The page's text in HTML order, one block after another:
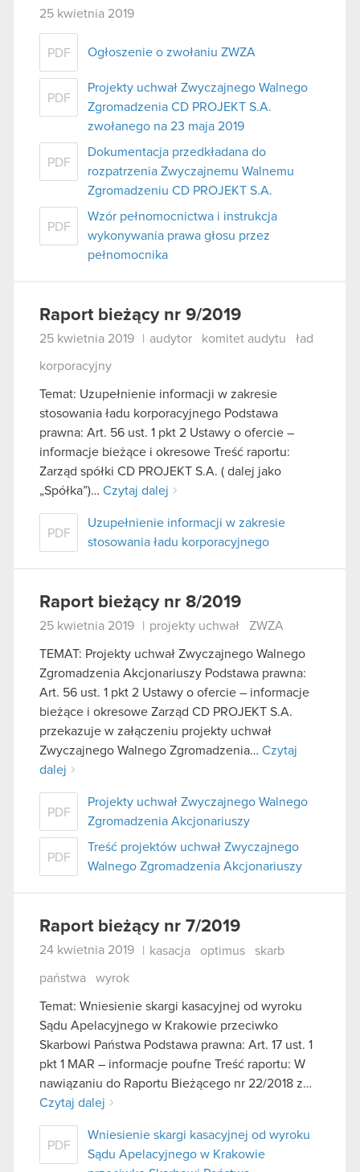
25 kwietnia 2019
PDF Ogłoszenie o zwołaniu ZWZA
PDF
Projekty uchwał Zwyczajnego Walnego
Zgromadzenia CD PROJEKT S.A.
zwołanego na 23 maja 2019
PDF
Dokumentacja przedkładana do
rozpatrzenia Zwyczajnemu Walnemu
Zgromadzeniu CD PROJEKT S.A.
PDF
Wzór pełnomocnictwa i instrukcja
wykonywania prawa głosu przez
pełnomocnika
Raport bieżący nr 9/2019
25 kwietnia 2019 audytor komitet audytu ład
korporacyjny
Temat: Uzupełnienie informacji w zakresie
stosowania ładu korporacyjnego Podstawa
prawna: Art. 56 ust. 1 pkt 2 Ustawy o ofercie –
informacje bieżące i okresowe Treść raportu:
Zarząd spółki CD PROJEKT S.A. ( dalej jako
„Spółka”)… Czytaj dalej
PDF
Uzupełnienie informacji w zakresie
stosowania ładu korporacyjnego
Raport bieżący nr 8/2019
25 kwietnia 2019 projekty uchwał ZWZA
TEMAT: Projekty uchwał Zwyczajnego Walnego
Zgromadzenia Akcjonariuszy Podstawa prawna:
Art. 56 ust. 1 pkt 2 Ustawy o ofercie – informacje
bieżące i okresowe Zarząd CD PROJEKT S.A.
przekazuje w załączeniu projekty uchwał
Zwyczajnego Walnego Zgromadzenia… Czytaj
dalej
PDF
Projekty uchwał Zwyczajnego Walnego
Zgromadzenia Akcjonariuszy
PDF
Treść projektów uchwał Zwyczajnego
Walnego Zgromadzenia Akcjonariuszy
Raport bieżący nr 7/2019
24 kwietnia 2019 kasacja optimus skarb
państwa wyrok
Temat: Wniesienie skargi kasacyjnej od wyroku
Sądu Apelacyjnego w Krakowie przeciwko
Skarbowi Państwa Podstawa prawna: Art. 17 ust. 1
pkt 1 MAR – informacje poufne Treść raportu: W
nawiązaniu do Raportu Bieżącego nr 22/2018 z…
Czytaj dalej
PDF
Wniesienie skargi kasacyjnej od wyroku
Sądu Apelacyjnego w Krakowie